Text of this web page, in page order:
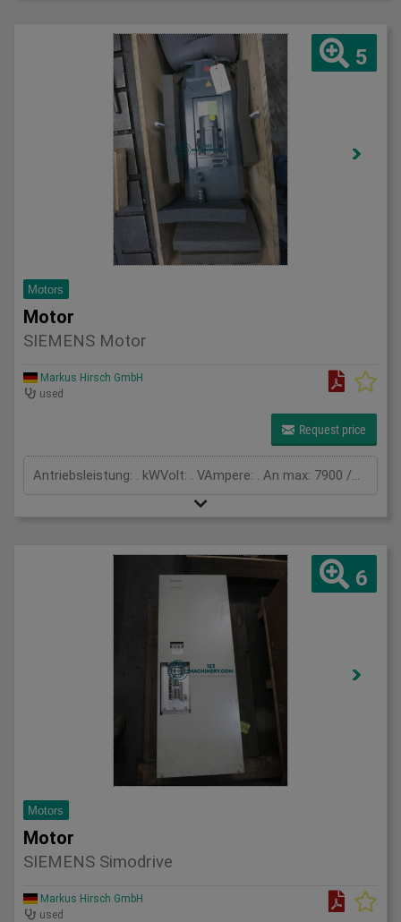
5
Motors
Motor
SIEMENS Motor
Markus Hirsch GmbH
used
Request price
Antriebsleistung: . kWVolt: . VAmpere: . An max: 7900 /minn N: 3000 /minM o: 27 NmM n: 18,5 NmI 0: 16,4 AI N: 13 AU iN: 315 VBRAKE 24 VDC_ _3014404: 22,3 W
6
Motors
Motor
SIEMENS Simodrive
Markus Hirsch GmbH
used